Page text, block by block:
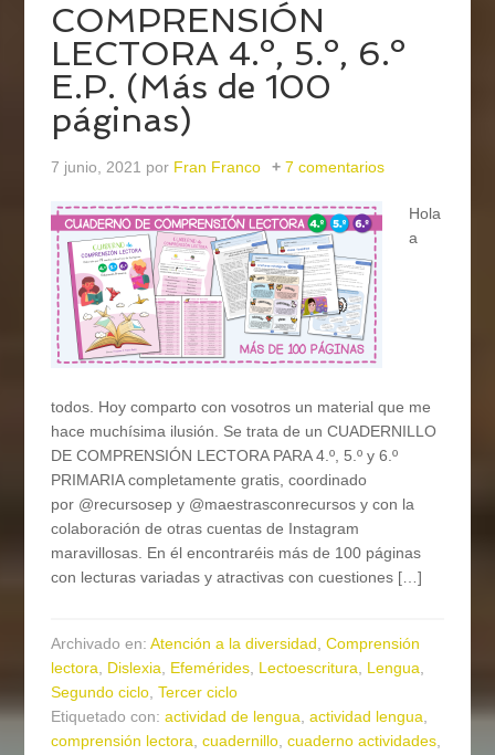
COMPRENSIÓN
LECTORA 4.º, 5.º, 6.º
E.P. (Más de 100
páginas)
7 junio, 2021 por Fran Franco 7 comentarios
Hola
a
todos. Hoy comparto con vosotros un material que me
hace muchísima ilusión. Se trata de un CUADERNILLO
DE COMPRENSIÓN LECTORA PARA 4.º, 5.º y 6.º
PRIMARIA completamente gratis, coordinado
por @recursosep y @maestrasconrecursos y con la
colaboración de otras cuentas de Instagram
maravillosas. En él encontraréis más de 100 páginas
con lecturas variadas y atractivas con cuestiones […]
Archivado en:Atención a la diversidad,Comprensión
lectora, Dislexia, Efemérides, Lectoescritura, Lengua,
Segundo ciclo,Tercer ciclo
Etiquetado con:actividad de lengua,actividad lengua,
comprensión lectora,cuadernillo,cuaderno actividades,